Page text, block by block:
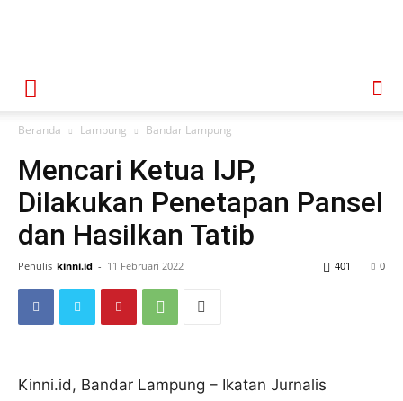
Beranda Lampung Bandar Lampung
Mencari Ketua IJP,
Dilakukan Penetapan Pansel
dan Hasilkan Tatib
Penulis kinni.id - 11 Februari 2022 0
401
Kinni.id, Bandar Lampung – Ikatan Jurnalis